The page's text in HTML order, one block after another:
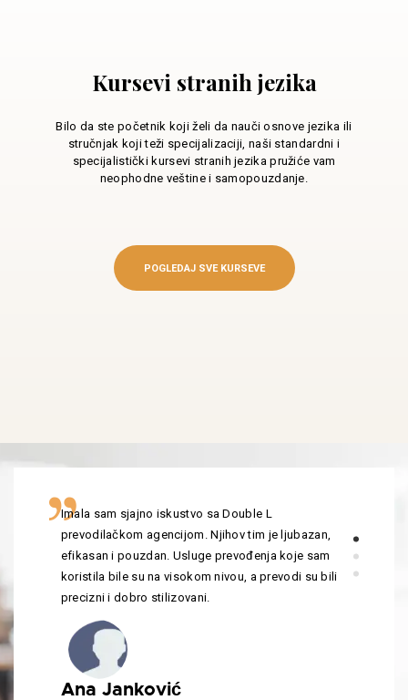
Kursevi stranih jezika
Bilo da ste početnik koji želi da nauči osnove jezika ili
stručnjak koji teži specijalizaciji, naši standardni i
specijalistički kursevi stranih jezika pružiće vam
neophodne veštine i samopouzdanje.
POGLEDAJ SVE KURSEVE
Imala sam sjajno iskustvo sa Double L
prevodilačkom agencijom. Njihov tim je ljubazan,
efikasan i pouzdan. Usluge prevođenja koje sam
koristila bile su na visokom nivou, a prevodi su bili
precizni i dobro stilizovani.
Ana Janković